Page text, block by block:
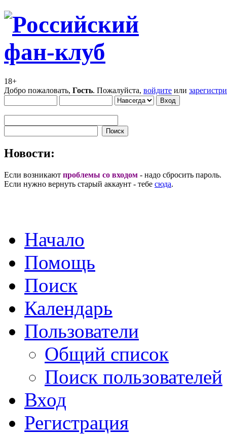
18+
Добро пожаловать, Гость. Пожалуйста, войдите или
Новости:
Если возникают проблемы со входом - надо сбросить пароль.
Если нужно вернуть старый аккаунт - тебе сюда.
Начало
Помощь
Поиск
Календарь
Пользователи
Общий список
Поиск пользователей
Вход
Регистрация